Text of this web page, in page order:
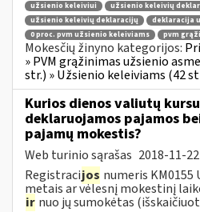
užsienio keleiviui
užsienio keleivių
užsienio keleivių deklaracijų
deklaracija
0 proc. pvm užsienio keleiviams
pvm
Mokesčių žinyno kategorijos:
» PVM grąžinimas užsienio
str.) » Užsienio keleiviams (42
Kurios dienos valiutų
deklaruojamos pajamos
pajamų mokestis?
Web turinio sąrašas 2018-11-22
Registracijos numeris KM0155
metais ar vėlesnį mokestinį
ir nuo jų sumokėtas